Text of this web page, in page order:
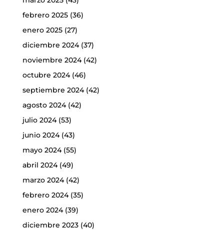
febrero 2025(36)
enero 2025(27)
diciembre 2024(37)
noviembre 2024(42)
octubre 2024(46)
septiembre 2024(42)
agosto 2024(42)
julio 2024(53)
junio 2024(43)
mayo 2024(55)
abril 2024(49)
marzo 2024(42)
febrero 2024(35)
enero 2024(39)
diciembre 2023(40)